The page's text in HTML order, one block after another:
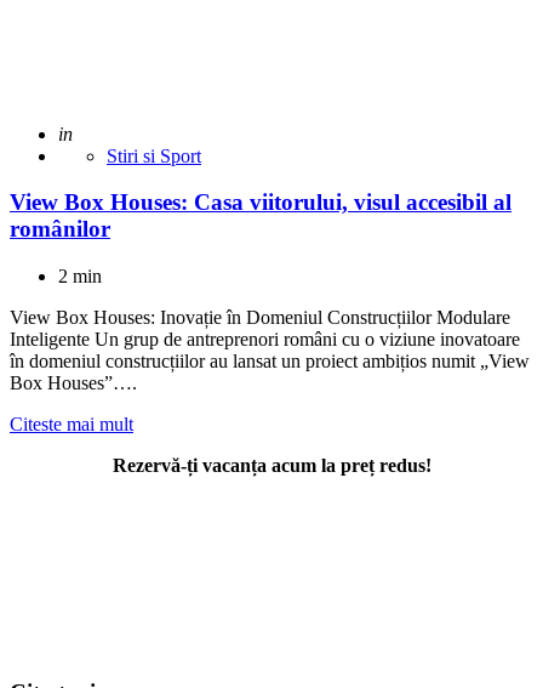
Adaugat
in
Stiri si Sport
View Box Houses: Casa viitorului, visul accesibil al
românilor
2 min
View Box Houses: Inovație în Domeniul Construcțiilor Modulare
Inteligente Un grup de antreprenori români cu o viziune inovatoare
în domeniul construcțiilor au lansat un proiect ambițios numit „View
Box Houses”….
Citeste mai mult
Rezervă-ți vacanța acum la preț redus!